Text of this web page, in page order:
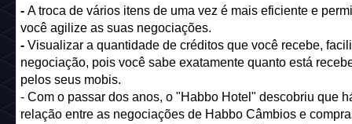
- A troca de vários itens de uma vez é mais eficiente e
você agilize as suas negociações.
- Visualizar a quantidade de créditos que você recebe,
negociação, pois você sabe exatamente quanto está
pelos seus mobis.
- Com o passar dos anos, o "Habbo Hotel" descobriu que
relação entre as negociações de Habbo Câmbios e